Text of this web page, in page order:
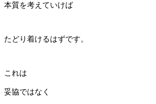
本質を考えていけば
たどり着けるはずです。
これは
妥協ではなく